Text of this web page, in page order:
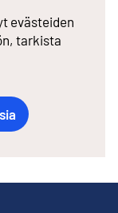
evästeiden
tarkista